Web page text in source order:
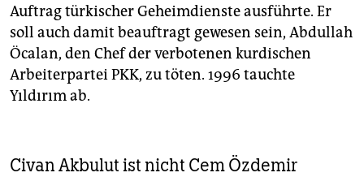
Auftrag türkischer Geheimdienste ausführte. Er
soll auch damit beauftragt gewesen sein, Abdullah
Öcalan, den Chef der verbotenen kurdischen
Arbeiterpartei PKK, zu töten. 1996 tauchte
Yıldırım ab.
Civan Akbulut ist nicht Cem Özdemir